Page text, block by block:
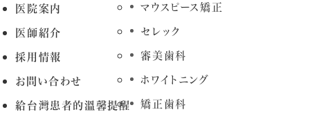
医院案内
医師紹介
採用情報
お問い合わせ
給台灣患者的溫馨提醒
マウスピース矯正
セレック
審美歯科
ホワイトニング
矯正歯科